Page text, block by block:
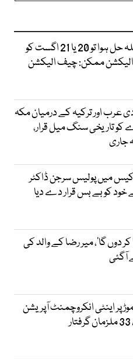
دھرنے کا مسئلہ حل ہوا تو 20 یا 21 اگست کو
الیکشن ممکن: چیف الیکشن
عرب اور ترکیہ کے درمیان مکہ
کو تاریخی سنگ میل قرار،
میں پولیس سرجن ڈاکٹر
کو بے بس قرار دے دیا
دوں گا‘، میر رضا کے والد کی
آگئی
پر اینٹی انکروچمنٹ آپریشن